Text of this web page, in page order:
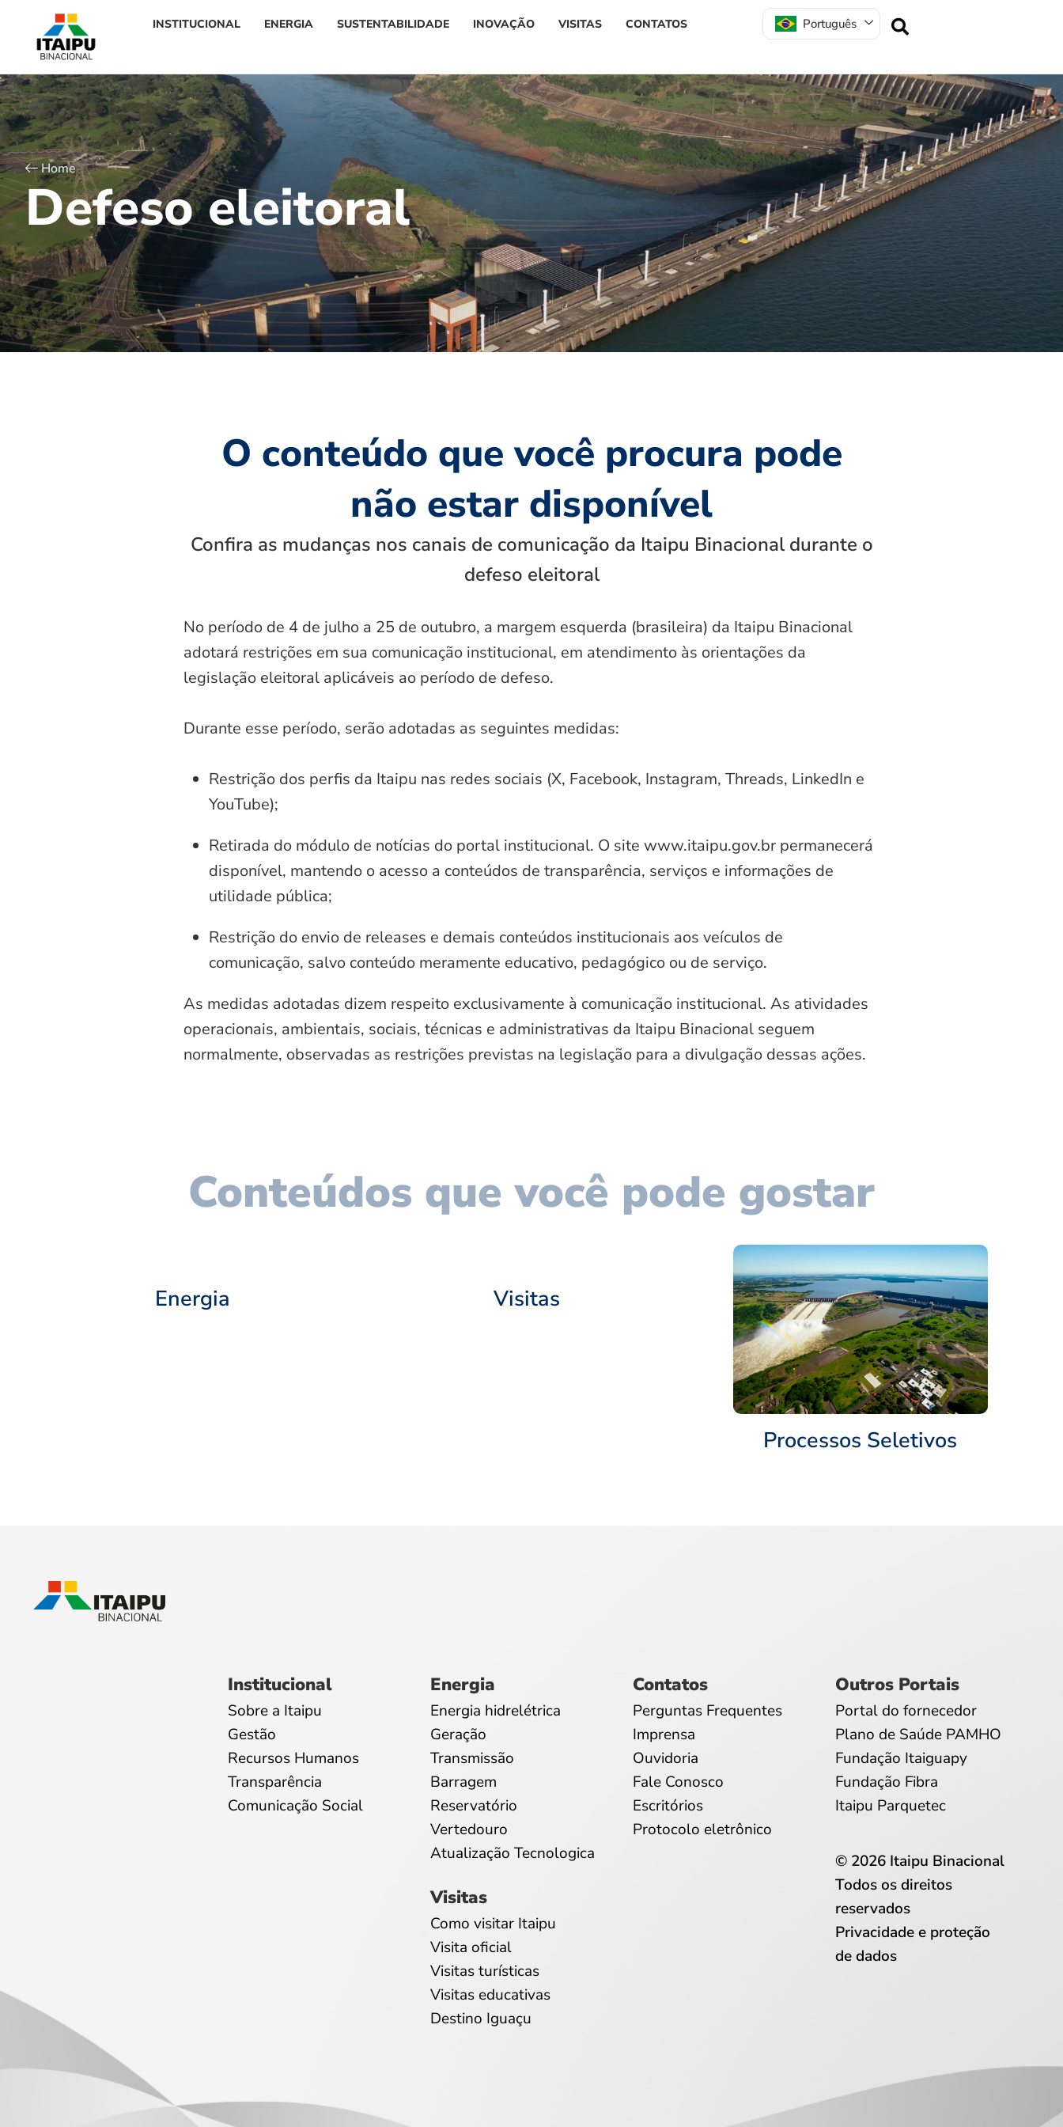
INSTITUCIONAL ENERGIA SUSTENTABILIDADE INOVAÇÃO VISITAS CONTATOS Português
Home
Defeso eleitoral
O conteúdo que você procura pode
não estar disponível
Confira as mudanças nos canais de comunicação da Itaipu Binacional durante o
defeso eleitoral
No período de 4 de julho a 25 de outubro, a margem esquerda (brasileira) da Itaipu Binacional
adotará restrições em sua comunicação institucional, em atendimento às orientações da
legislação eleitoral aplicáveis ao período de defeso.
Durante esse período, serão adotadas as seguintes medidas:
Restrição dos perfis da Itaipu nas redes sociais (X, Facebook, Instagram, Threads, LinkedIn e
YouTube);
Retirada do módulo de notícias do portal institucional. O site www.itaipu.gov.br permanecerá
disponível, mantendo o acesso a conteúdos de transparência, serviços e informações de
utilidade pública;
Restrição do envio de releases e demais conteúdos institucionais aos veículos de
comunicação, salvo conteúdo meramente educativo, pedagógico ou de serviço.
As medidas adotadas dizem respeito exclusivamente à comunicação institucional. As atividades
operacionais, ambientais, sociais, técnicas e administrativas da Itaipu Binacional seguem
normalmente, observadas as restrições previstas na legislação para a divulgação dessas ações.
Conteúdos que você pode gostar
Energia Visitas
Processos Seletivos
Institucional
Sobre a Itaipu
Gestão
Recursos Humanos
Transparência
Comunicação Social
Energia
Energia hidrelétrica
Geração
Transmissão
Barragem
Reservatório
Vertedouro
Atualização Tecnologica
Visitas
Como visitar Itaipu
Visita oficial
Visitas turísticas
Visitas educativas
Destino Iguaçu
Contatos
Perguntas Frequentes
Imprensa
Ouvidoria
Fale Conosco
Escritórios
Protocolo eletrônico
Outros Portais
Portal do fornecedor
Plano de Saúde PAMHO
Fundação Itaiguapy
Fundação Fibra
Itaipu Parquetec
© 2026 Itaipu Binacional
Todos os direitos
reservados
Privacidade e proteção
de dados